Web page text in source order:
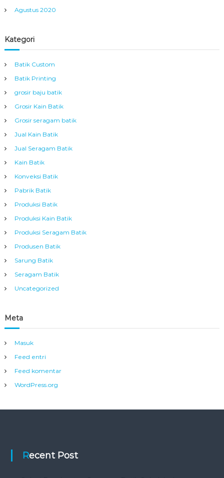
Agustus 2020
Kategori
Batik Custom
Batik Printing
grosir baju batik
Grosir Kain Batik
Grosir seragam batik
Jual Kain Batik
Jual Seragam Batik
Kain Batik
Konveksi Batik
Pabrik Batik
Produksi Batik
Produksi Kain Batik
Produksi Seragam Batik
Produsen Batik
Sarung Batik
Seragam Batik
Uncategorized
Meta
Masuk
Feed entri
Feed komentar
WordPress.org
Recent Post